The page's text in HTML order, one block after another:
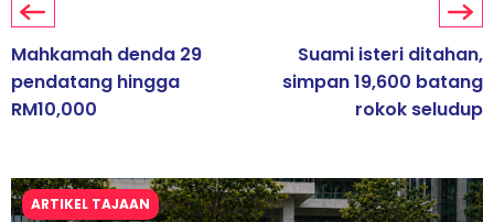
Mahkamah denda 29
pendatang hingga
RM10,000
Suami isteri ditahan,
simpan 19,600 batang
rokok seludup
ARTIKEL TAJAAN